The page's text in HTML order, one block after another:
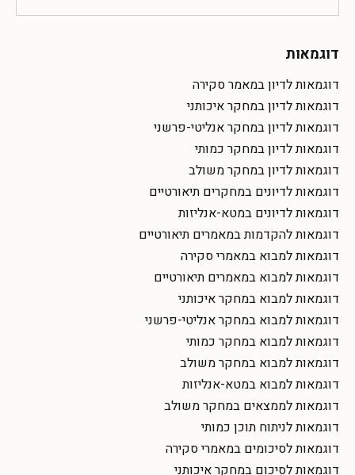
דוגמאות
דוגמאות לדיון במאמר סקירה
דוגמאות לדיון במחקר איכותני
דוגמאות לדיון במחקר אנליטי-פרשני
דוגמאות לדיון במחקר כמותי
דוגמאות לדיון במחקר משולב
דוגמאות לדיונים במחקרים תיאורטיים
דוגמאות לדיונים במטא-אנליזות
דוגמאות להקדמות במאמרים תיאורטיים
דוגמאות למבוא במאמרי סקירה
דוגמאות למבוא במאמרים תיאורטיים
דוגמאות למבוא במחקר איכותני
דוגמאות למבוא במחקר אנליטי-פרשני
דוגמאות למבוא במחקר כמותי
דוגמאות למבוא במחקר משולב
דוגמאות למבוא במטא-אנליזות
דוגמאות לממצאים במחקר משולב
דוגמאות לניתוח תוכן כמותי
דוגמאות לסיכומים במאמרי סקירה
דוגמאות לסיכום במחקר איכותני